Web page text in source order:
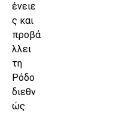
ένειε
ς και
προβά
λλει
τη
Ρόδο
διεθν
ώς.